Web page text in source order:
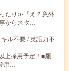
たり≫「え？意外
からスタ…
ル不要 / 英語力不
上採用予定！■履
用…